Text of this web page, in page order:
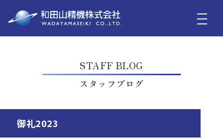
STAFF BLOG
スタッフブログ
御礼2023